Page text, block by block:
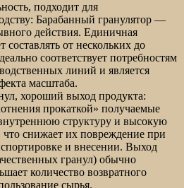
подходит для
Барабанный гранулятор —
действия. Единичная
составлять от нескольких до
соответствует потребностям
линий и является
масштаба.
хороший выход продукта:
прокаткой» получаемые
структуру и высокую
что снижает их повреждение при
и внесении. Выход
гранул) обычно
количество возвратного
сырья.